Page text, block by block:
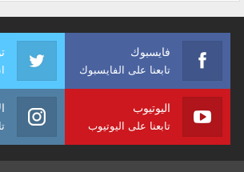
فايسبوك
تابعنا على الفايسبوك
اليوتيوب
تابعنا على اليوتيوب